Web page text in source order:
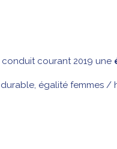
conduit courant 2019 une
égalité femmes /